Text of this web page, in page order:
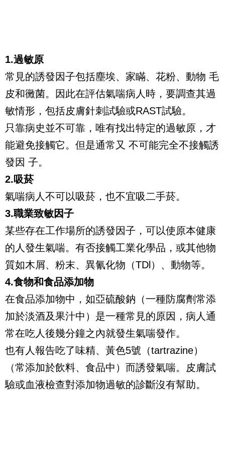
1.過敏原
常見的誘發因子包括塵埃、家瞞、花粉、動物 毛
皮和黴菌。因此在評估氣喘病人時，要調查其過
敏情形，包括皮膚針刺試驗或RAST試驗。
只靠病史並不可靠，唯有找出特定的過敏原，才
能避免接觸它。但是通常又 不可能完全不接觸誘
發因 子。
2.吸菸
氣喘病人不可以吸菸，也不宜吸二手菸。
3.職業致敏因子
某些存在工作場所的誘發因子，可以使原本健康
的人發生氣喘。有否接觸工業化學品，或其他物
質如木屑、粉末、異氰化物（TDl）、動物等。
4.食物和食品添加物
在食品添加物中，如亞硫酸鈉（一種防腐劑常添
加於淡酒及果汁中）是一種常見的原因，病人通
常在吃人後幾分鐘之內就發生氣喘發作。
也有人報告吃了味精、黃色5號（tartrazine）
（常添加於飲料、食品中）而誘發氣喘。皮膚試
驗或血液檢查對添加物過敏的診斷沒有幫助。